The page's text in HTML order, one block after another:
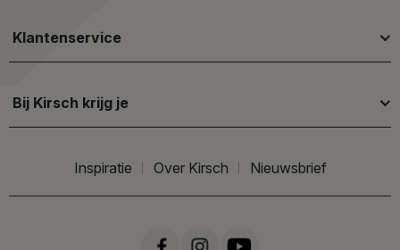
Klantenservice
Bij Kirsch krijg je
Inspiratie Over Kirsch Nieuwsbrief